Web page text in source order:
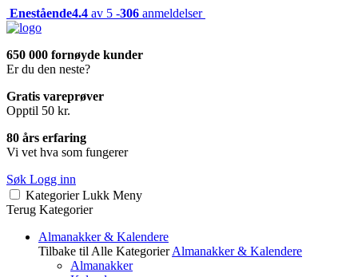
Enestående4.4 av 5 -306 anmeldelser
650 000 fornøyde kunder
Er du den neste?
Gratis vareprøver
Opptil 50 kr.
80 års erfaring
Vi vet hva som fungerer
Søk Logg inn
Kategorier Lukk Meny
Terug Kategorier
Almanakker & Kalendere
Tilbake til Alle Kategorier Almanakker & Kalendere
Almanakker